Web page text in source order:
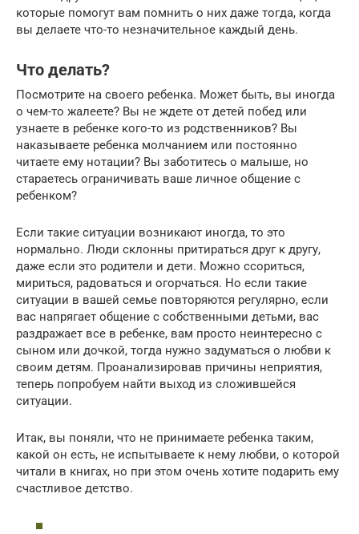
которые помогут вам помнить о них даже тогда, когда
вы делаете что-то незначительное каждый день.
Что делать?
Посмотрите на своего ребенка. Может быть, вы иногда
о чем-то жалеете? Вы не ждете от детей побед или
узнаете в ребенке кого-то из родственников? Вы
наказываете ребенка молчанием или постоянно
читаете ему нотации? Вы заботитесь о малыше, но
стараетесь ограничивать ваше личное общение с
ребенком?
Если такие ситуации возникают иногда, то это
нормально. Люди склонны притираться друг к другу,
даже если это родители и дети. Можно ссориться,
мириться, радоваться и огорчаться. Но если такие
ситуации в вашей семье повторяются регулярно, если
вас напрягает общение с собственными детьми, вас
раздражает все в ребенке, вам просто неинтересно с
сыном или дочкой, тогда нужно задуматься о любви к
своим детям. Проанализировав причины неприятия,
теперь попробуем найти выход из сложившейся
ситуации.
Итак, вы поняли, что не принимаете ребенка таким,
какой он есть, не испытываете к нему любви, о которой
читали в книгах, но при этом очень хотите подарить ему
счастливое детство.